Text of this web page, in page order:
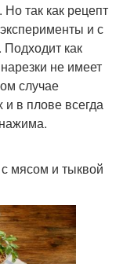
так как рецепт
и с
как
не имеет
случае
в плове всегда
мясом и тыквой